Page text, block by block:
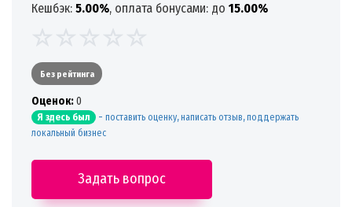
Кешбэк: 5.00%, оплата бонусами: до 15.00%
Без рейтинга
Oценок:0
Я здесь был - поставить оценку, написать отзыв, поддержать
локальный бизнес
Задать вопрос